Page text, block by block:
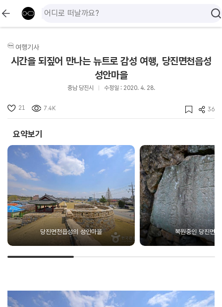
여행기사
시간을 되짚어 만나는 뉴트로 감성 여행, 당진면천읍성
성안마을
충남 당진시 수정일 : 2020. 4. 28.
21 7.4K 36
요약보기
당진면천읍성의 성안마을 복원중인 당진면천